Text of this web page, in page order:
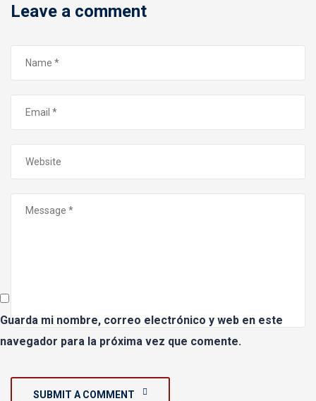
Leave a comment
Guarda mi nombre, correo electrónico y web en este
navegador para la próxima vez que comente.
SUBMIT A COMMENT